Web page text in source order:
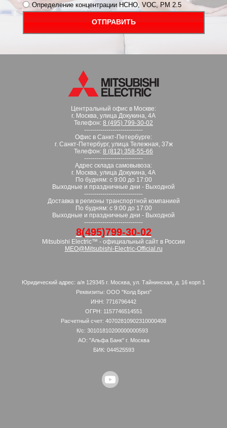
Определение концентрации HCHO, VOC, PM 2.5
ОТПРАВИТЬ
Центральный офис в Москве:
г. Москва, улица Докукина, 4А
Телефон: 8 (495) 799-30-02
-----------------------------
Офис в Санкт-Петербурге:
г. Санкт-Петербург, улица Тележная, 37ж
Телефон: 8 (812) 358-55-66
-----------------------------
Адрес склада самовывоза:
г. Москва, улица Докукина, 4А
По будням: с 9:00 до 17:00
Выходные и праздничные дни - Выходной
-----------------------------
Доставка в регионы транспортной компанией
По будням: с 9:00 до 17:00
Выходные и праздничные дни - Выходной
-----------------------------
8(495)799-30-02
Mitsubishi Electric™ - официальный сайт в России
MEO@Mitsubishi-Electric-Official.ru
Юридический адрес: а/я 129345 г. Москва, ул. Тайнинская, д. 16 корп 1
Реквизиты: ООО "Колд Бриз"
ИНН: 7716796442
ОГРН: 1157746514551
Расчетный счет: 40702810902310000408
К/с: 30101810200000000593
АО: "Альфа Банк" г. Москва
БИК: 044525593